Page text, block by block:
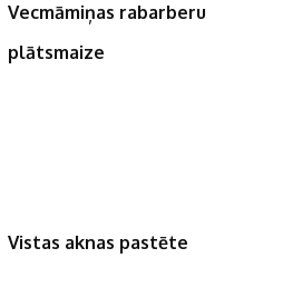
Vecmāmiņas rabarberu
plātsmaize
Vistas aknas pastēte